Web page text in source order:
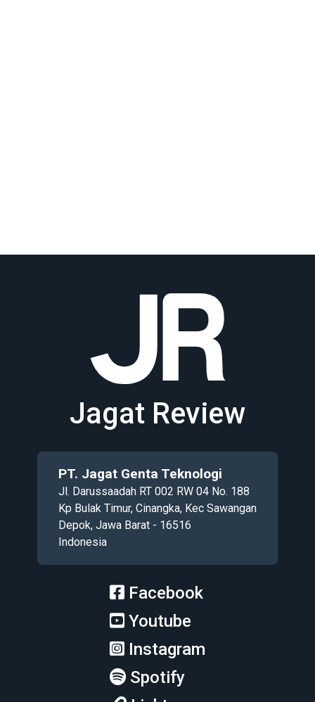
Jagat Review
PT. Jagat Genta Teknologi
Jl. Darussaadah RT 002 RW 04 No. 188
Kp Bulak Timur, Cinangka, Kec Sawangan
Depok, Jawa Barat - 16516
Indonesia
Facebook
Youtube
Instagram
Spotify